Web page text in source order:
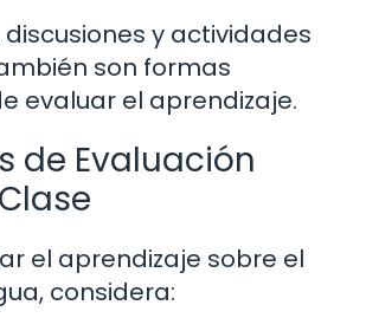
discusiones y actividades
son formas
evaluar el aprendizaje.
de Evaluación
el aprendizaje sobre el
considera: